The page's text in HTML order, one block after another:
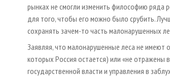
рынках не смогли изменить философию ряда
для того, чтобы его можно было срубить.
сохранять зачем-то часть малонарушенных
Заявляя, что малонарушенные леса не имеют
которых Россия остается) или «не отражены
государственной власти и управления в